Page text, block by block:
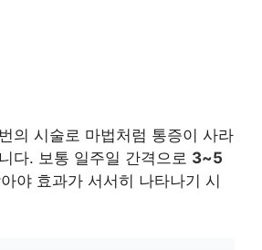
의 시술로 마법처럼 통증이 사라
다. 보통 일주일 간격으로 3~5
야 효과가 서서히 나타나기 시